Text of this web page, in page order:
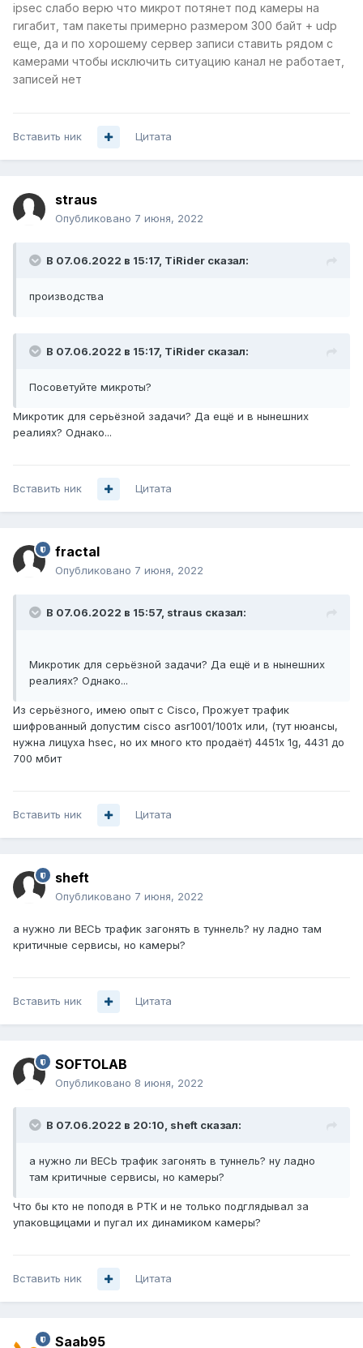
ipsec слабо верю что микрот потянет под камеры на
гигабит, там пакеты примерно размером 300 байт + udp
еще, да и по хорошему сервер записи ставить рядом с
камерами чтобы исключить ситуацию канал не работает,
записей нет
Вставить ник Цитата
straus
Опубликовано 7 июня, 2022
В 07.06.2022 в 15:17, TiRider сказал:
производства
В 07.06.2022 в 15:17, TiRider сказал:
Посоветуйте микроты?
Микротик для серьёзной задачи? Да ещё и в нынешних
реалиях? Однако...
Вставить ник Цитата
fractal
Опубликовано 7 июня, 2022
В 07.06.2022 в 15:57, straus сказал:
Микротик для серьёзной задачи? Да ещё и в нынешних
реалиях? Однако...
Из серьёзного, имею опыт с Cisco, Прожует трафик
шифрованный допустим cisco asr1001/1001x или, (тут нюансы,
нужна лицуха hsec, но их много кто продаёт) 4451x 1g, 4431 до
700 мбит
Вставить ник Цитата
sheft
Опубликовано 7 июня, 2022
а нужно ли ВЕСЬ трафик загонять в туннель? ну ладно там
критичные сервисы, но камеры?
Вставить ник Цитата
SOFTOLAB
Опубликовано 8 июня, 2022
В 07.06.2022 в 20:10, sheft сказал:
а нужно ли ВЕСЬ трафик загонять в туннель? ну ладно
там критичные сервисы, но камеры?
Что бы кто не поподя в РТК и не только подглядывал за
упаковщицами и пугал их динамиком камеры?
Вставить ник Цитата
Saab95